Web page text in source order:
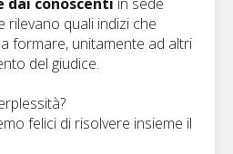
rilevano quali indizi che
formare, unitamente ad altri
del giudice.
felici di risolvere insieme il